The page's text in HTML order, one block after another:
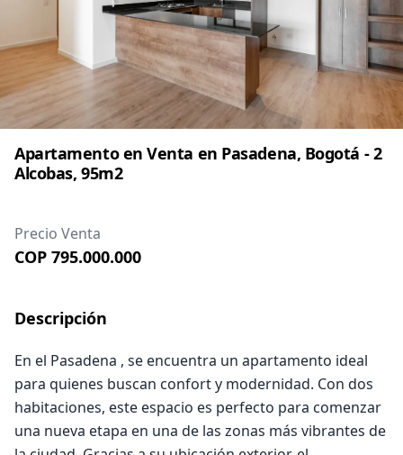
Apartamento en Venta en Pasadena, Bogotá - 2
Alcobas, 95m2
Precio Venta
COP 795.000.000
Descripción
En el Pasadena , se encuentra un apartamento ideal
para quienes buscan confort y modernidad. Con dos
habitaciones, este espacio es perfecto para comenzar
una nueva etapa en una de las zonas más vibrantes de